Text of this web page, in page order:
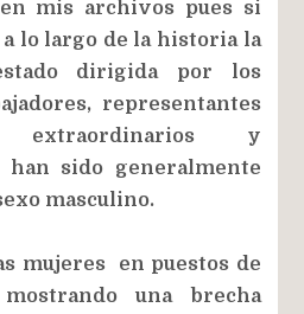
mis archivos pues si
lo largo de la historia la
dirigida por los
representantes
y
han sido generalmente
masculino.
mujeres en puestos de
una brecha